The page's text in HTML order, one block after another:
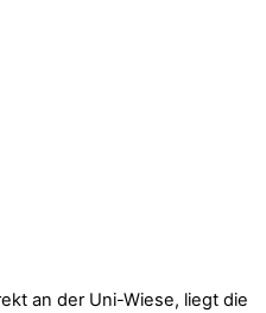
an der Uni-Wiese, liegt die